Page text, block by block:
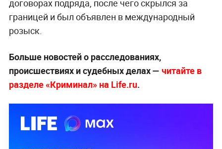
договорах подряда, после чего скрылся за
границей и был объявлен в международный
розыск.
Больше новостей о расследованиях,
происшествиях и судебных делах — читайте в
разделе «Криминал» на Life.ru.